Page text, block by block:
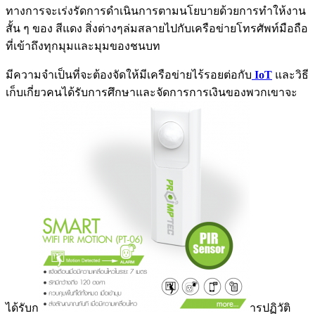
ทางการจะเร่งรัดการดำเนินการตามนโยบายด้วยการทำให้งาน
สั้น ๆ ของ สีแดง สิ่งต่างๆล่มสลายไปกับเครือข่ายโทรศัพท์มือถือ
ที่เข้าถึงทุกมุมและมุมของชนบท
มีความจำเป็นที่จะต้องจัดให้มีเครือข่ายไร้รอยต่อกับ IoT และวิธี
เก็บเกี่ยวคนได้รับการศึกษาและจัดการการเงินของพวกเขาจะ
ได้รับก
ารปฏิวัติ